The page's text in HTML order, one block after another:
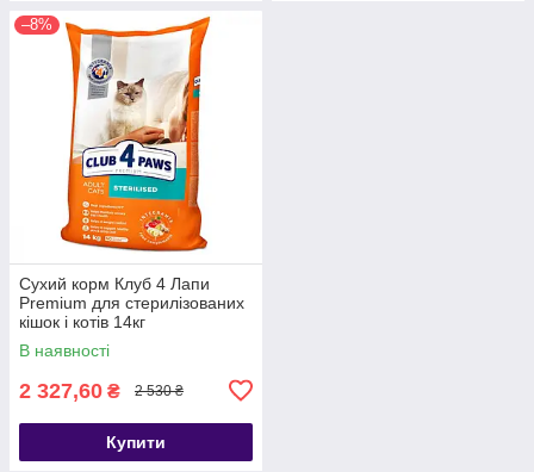
–8%
Сухий корм Клуб 4 Лапи
Premium для стерилізованих
кішок і котів 14кг
В наявності
2 327,60 ₴ 2 530 ₴
Купити